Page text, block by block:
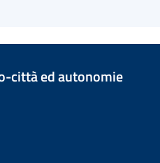
città ed autonomie